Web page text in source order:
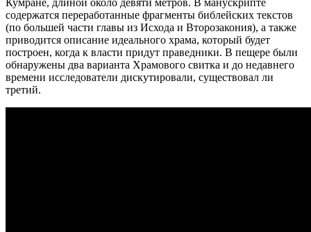
Кумране, длиной около девяти метров. В манускрипте
содержатся переработанные фрагменты библейских текстов
(по большей части главы из Исхода и Второзакония), а также
приводится описание идеального храма, который будет
построен, когда к власти придут праведники. В пещере были
обнаружены два варианта Храмового свитка и до недавнего
времени исследователи дискутировали, существовал ли
третий.